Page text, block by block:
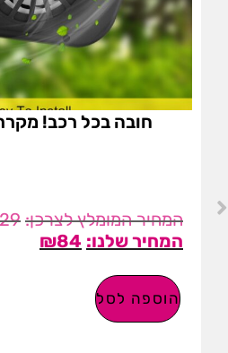
חובה בכל רכב!
₪84
הוספה לסל